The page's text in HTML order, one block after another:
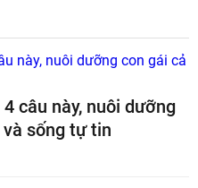
câu này, nuôi dưỡng
sống tự tin